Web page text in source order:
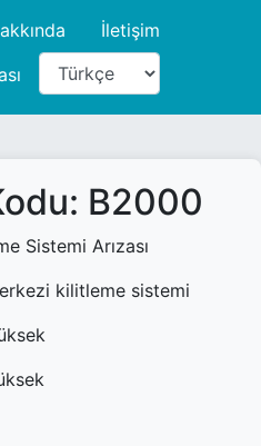
İletişim
B2000
Sistemi Arızası
kilitleme sistemi